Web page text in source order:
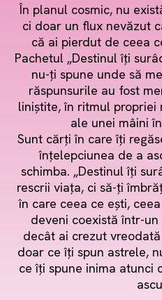
În planul cosmic, nu
ci doar un flux nevăzut
că ai pierdut de ceea
Pachetul „Destinul îți
nu-ți spune unde să
răspunsurile au fost
liniștite, în ritmul propriei
ale unei mâini
Sunt cărți în care îți
înțelepciunea de a
schimba. „Destinul îți
rescrii viața, ci să-ți
în care ceea ce ești,
deveni coexistă într-
decât ai crezut
doar ce îți spun astrele,
ce îți spune inima atunci